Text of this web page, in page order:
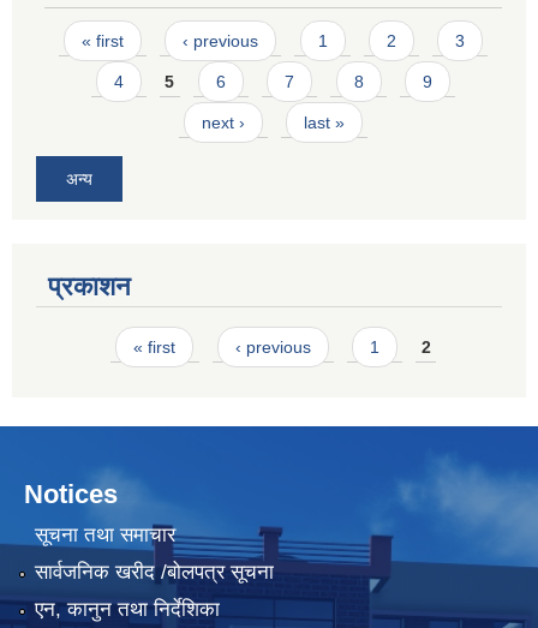
Pages
« first ‹ previous 1 2 3
4 5 6 7 8 9
next › last »
अन्य
प्रकाशन
Pages« first ‹ previous 1 2
Notices
सूचना तथा समाचार
सार्वजनिक खरीद /बोलपत्र सूचना
एन, कानुन तथा निर्देशिका